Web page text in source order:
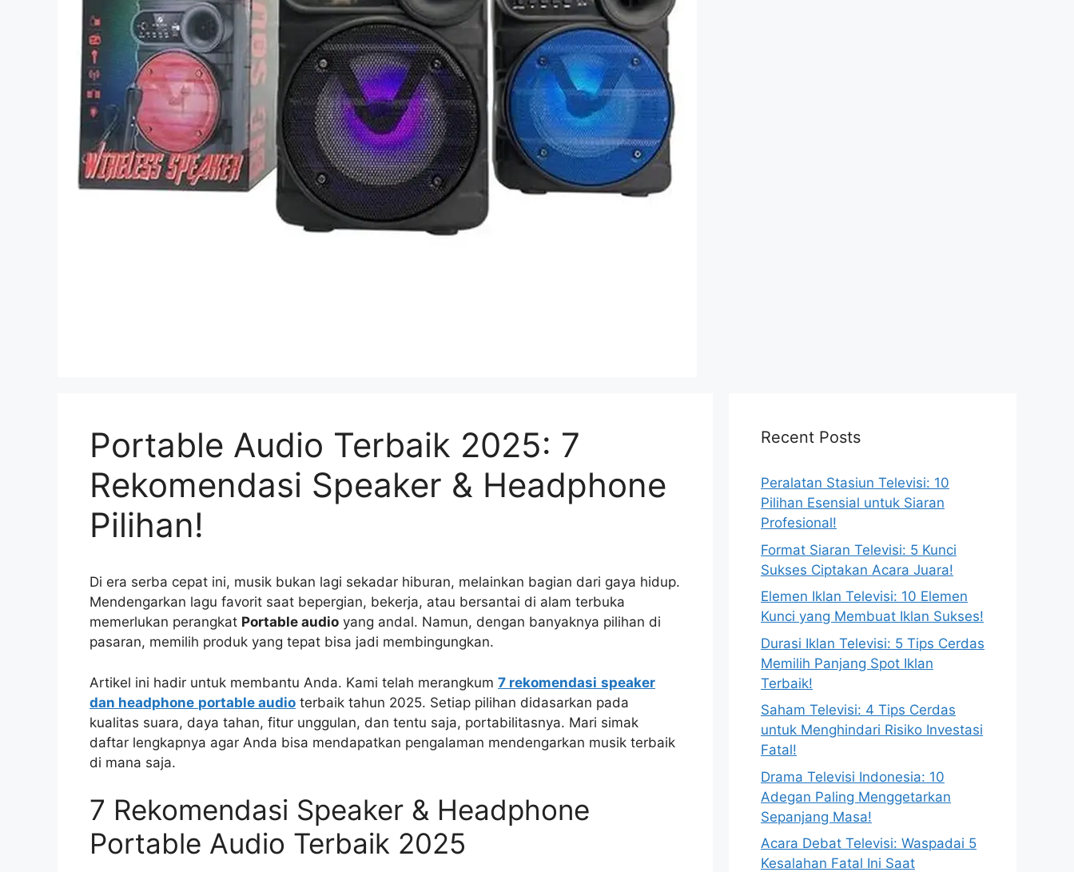
Portable Audio Terbaik 2025: 7
Rekomendasi Speaker & Headphone
Pilihan!
Di era serba cepat ini, musik bukan lagi sekadar hiburan, melainkan bagian dari gaya hidup.
Mendengarkan lagu favorit saat bepergian, bekerja, atau bersantai di alam terbuka
memerlukan perangkat Portable audio yang andal. Namun, dengan banyaknya pilihan di
pasaran, memilih produk yang tepat bisa jadi membingungkan.
Artikel ini hadir untuk membantu Anda. Kami telah merangkum 7 rekomendasi speaker
dan headphone portable audio terbaik tahun 2025. Setiap pilihan didasarkan pada
kualitas suara, daya tahan, fitur unggulan, dan tentu saja, portabilitasnya. Mari simak
daftar lengkapnya agar Anda bisa mendapatkan pengalaman mendengarkan musik terbaik
di mana saja.
7 Rekomendasi Speaker & Headphone
Portable Audio Terbaik 2025
Recent Posts
Peralatan Stasiun Televisi: 10
Pilihan Esensial untuk Siaran
Profesional!
Format Siaran Televisi: 5 Kunci
Sukses Ciptakan Acara Juara!
Elemen Iklan Televisi: 10 Elemen
Kunci yang Membuat Iklan Sukses!
Durasi Iklan Televisi: 5 Tips Cerdas
Memilih Panjang Spot Iklan
Terbaik!
Saham Televisi: 4 Tips Cerdas
untuk Menghindari Risiko Investasi
Fatal!
Drama Televisi Indonesia: 10
Adegan Paling Menggetarkan
Sepanjang Masa!
Acara Debat Televisi: Waspadai 5
Kesalahan Fatal Ini Saat